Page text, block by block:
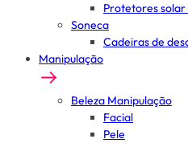
Protetores
Soneca
Cadeiras de
Manipulação
Beleza Manipulação
Facial
Pele